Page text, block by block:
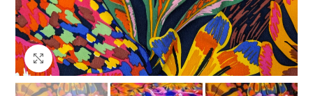
Клацніть, щоб збільшити